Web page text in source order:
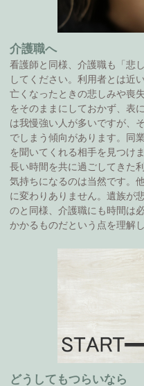
介護職へ
看護師と同様、介護職も「悲
してください。利用者とは近
亡くなったときの悲しみや喪
をそのままにしておかず、表
は我慢強い人が多いですが、
でしまう傾向があります。同
を聞いてくれる相手を見つけま
長い時間を共に過ごしてきた
気持ちになるのは当然です。
に変わりありません。遺族が
のと同様、介護職にも時間は
かかるものだという点を理解
どうしてもつらいなら